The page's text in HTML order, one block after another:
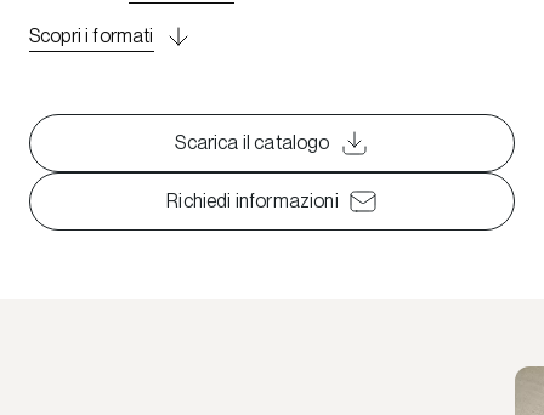
Scopri i formati
Scarica il catalogo
Richiedi informazioni